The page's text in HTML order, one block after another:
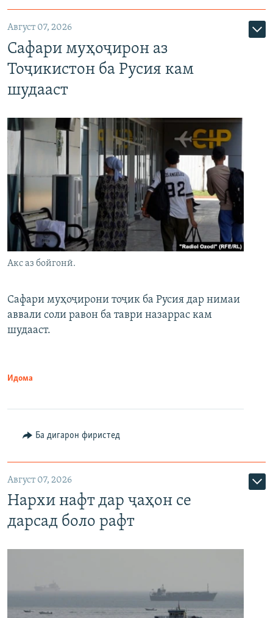
Август 07, 2026
Сафари муҳоҷирон аз
Тоҷикистон ба Русия кам
шудааст
Акс аз бойгонӣ.
Сафари муҳоҷирони тоҷик ба Русия дар нимаи
аввали соли равон ба таври назаррас кам
шудааст.
Идома
Ба дигарон фиристед
Август 07, 2026
Нархи нафт дар ҷаҳон се
дарсад боло рафт